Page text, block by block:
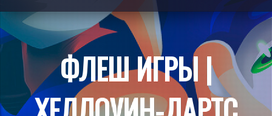
ФЛЕШ ИГРЫ |